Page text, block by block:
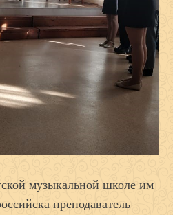
музыкальной школе им
преподаватель